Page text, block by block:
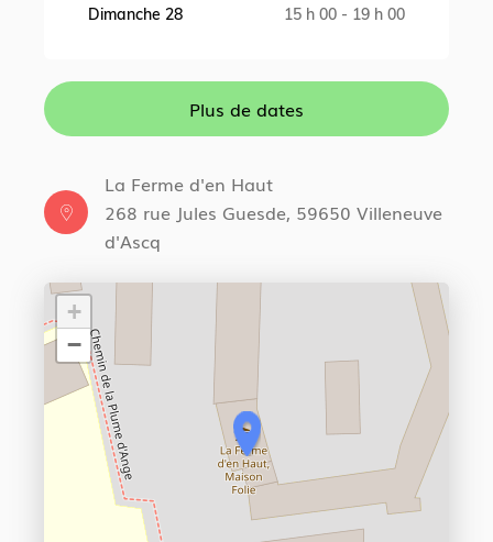
Dimanche 28 15 h 00 - 19 h 00
Plus de dates
La Ferme d'en Haut
268 rue Jules Guesde, 59650 Villeneuve
d'Ascq
+
−